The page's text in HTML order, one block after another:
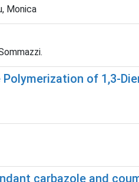
Monica
of 1,3-
carbazole and